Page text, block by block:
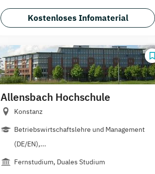
Kostenloses Infomaterial
Allensbach Hochschule
Konstanz
Betriebswirtschaftslehre und Management
(DE/EN),...
Fernstudium, Duales Studium